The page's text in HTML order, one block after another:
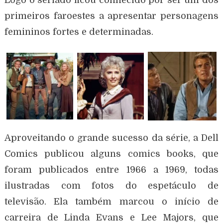
primeiros faroestes a apresentar personagens
femininos fortes e determinadas.
Aproveitando o grande sucesso da série, a Dell
Comics publicou alguns comics books, que
foram publicados entre 1966 a 1969, todas
ilustradas com fotos do espetáculo de
televisão. Ela também marcou o início de
carreira de Linda Evans e Lee Majors, que